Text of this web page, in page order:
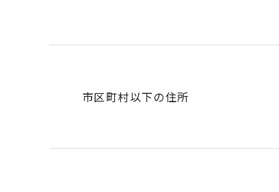
市区町村以下の住所